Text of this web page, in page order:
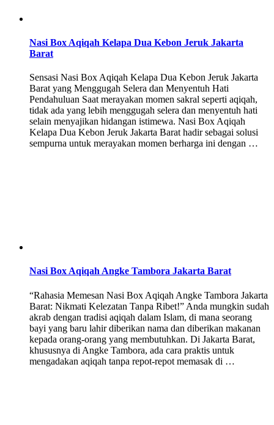
Nasi Box Aqiqah Kelapa Dua Kebon Jeruk Jakarta
Barat
Sensasi Nasi Box Aqiqah Kelapa Dua Kebon Jeruk Jakarta
Barat yang Menggugah Selera dan Menyentuh Hati
Pendahuluan Saat merayakan momen sakral seperti aqiqah,
tidak ada yang lebih menggugah selera dan menyentuh hati
selain menyajikan hidangan istimewa. Nasi Box Aqiqah
Kelapa Dua Kebon Jeruk Jakarta Barat hadir sebagai solusi
sempurna untuk merayakan momen berharga ini dengan …
Nasi Box Aqiqah Angke Tambora Jakarta Barat
“Rahasia Memesan Nasi Box Aqiqah Angke Tambora Jakarta
Barat: Nikmati Kelezatan Tanpa Ribet!” Anda mungkin sudah
akrab dengan tradisi aqiqah dalam Islam, di mana seorang
bayi yang baru lahir diberikan nama dan diberikan makanan
kepada orang-orang yang membutuhkan. Di Jakarta Barat,
khususnya di Angke Tambora, ada cara praktis untuk
mengadakan aqiqah tanpa repot-repot memasak di …